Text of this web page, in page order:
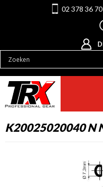
02 378 36 70
K20025020040 N